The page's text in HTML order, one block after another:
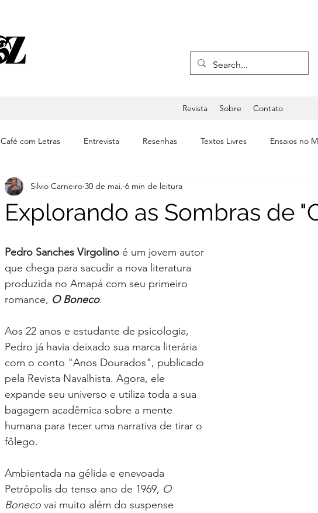
Revista Sobre Contato
Café com Letras Entrevista Resenhas Textos Livres Ensaios no
Literatura Música Últimas Editorial
Explorando as Sombras de
Silvio Carneiro 30 de mai. 6 min de leitura
Pedro Sanches Virgolino é um jovem autor
que chega para sacudir a nova literatura
produzida no Amapá com seu primeiro
romance, O Boneco.
Aos 22 anos e estudante de psicologia,
Pedro já havia deixado sua marca literária
com o conto "Anos Dourados", publicado
pela Revista Navalhista. Agora, ele
expande seu universo e utiliza toda a sua
bagagem acadêmica sobre a mente
humana para tecer uma narrativa de tirar o
fôlego.
Ambientada na gélida e enevoada
Petrópolis do tenso ano de 1969, O
Boneco vai muito além do suspense